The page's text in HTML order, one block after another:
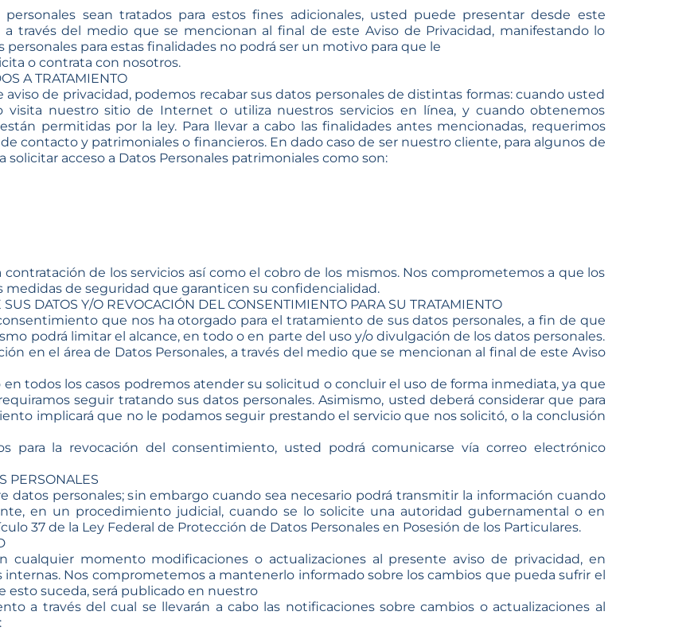
sean tratados para estos fines adicionales, usted puede presentar desde este
través del medio que se mencionan al final de este Aviso de Privacidad, manifestando lo
personales para estas finalidades no podrá ser un motivo para que le
o contrata con nosotros.
A TRATAMIENTO
aviso de privacidad, podemos recabar sus datos personales de distintas formas: cuando usted
visita nuestro sitio de Internet o utiliza nuestros servicios en línea, y cuando obtenemos
permitidas por la ley. Para llevar a cabo las finalidades antes mencionadas, requerimos
contacto y patrimoniales o financieros. En dado caso de ser nuestro cliente, para algunos de
solicitar acceso a Datos Personales patrimoniales como son:
de los servicios así como el cobro de los mismos. Nos comprometemos a que los
medidas de seguridad que garanticen su confidencialidad.
DATOS Y/O REVOCACIÓN DEL CONSENTIMIENTO PARA SU TRATAMIENTO
que nos ha otorgado para el tratamiento de sus datos personales, a fin de que
podrá limitar el alcance, en todo o en parte del uso y/o divulgación de los datos personales.
en el área de Datos Personales, a través del medio que se mencionan al final de este Aviso
todos los casos podremos atender su solicitud o concluir el uso de forma inmediata, ya que
seguir tratando sus datos personales. Asimismo, usted deberá considerar que para
implicará que no le podamos seguir prestando el servicio que nos solicitó, o la conclusión
para la revocación del consentimiento, usted podrá comunicarse vía correo electrónico
PERSONALES
datos personales; sin embargo cuando sea necesario podrá transmitir la información cuando
en un procedimiento judicial, cuando se lo solicite una autoridad gubernamental o en
37 de la Ley Federal de Protección de Datos Personales en Posesión de los Particulares.
cualquier momento modificaciones o actualizaciones al presente aviso de privacidad, en
internas. Nos comprometemos a mantenerlo informado sobre los cambios que pueda sufrir el
esto suceda, será publicado en nuestro
a través del cual se llevarán a cabo las notificaciones sobre cambios o actualizaciones al